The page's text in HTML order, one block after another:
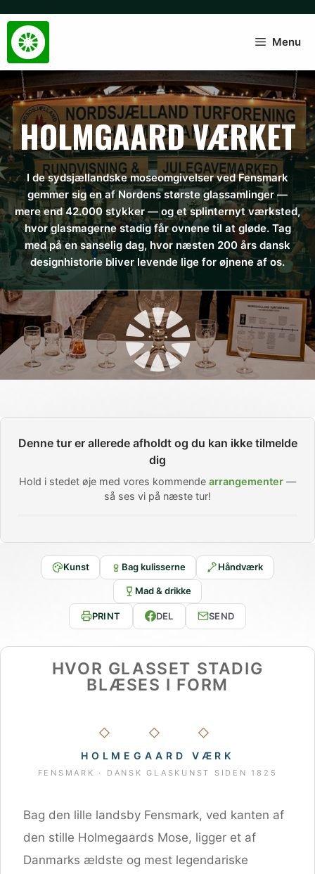
til
indhold
Menu
HOLMGAARD VÆRKET
I de sydsjællandske moseomgivelser ved Fensmark
gemmer sig en af Nordens største glassamlinger —
mere end 42.000 stykker — og et splinternyt værksted,
hvor glasmagerne stadig får ovnene til at gløde. Tag
med på en sanselig dag, hvor næsten 200 års dansk
designhistorie bliver levende lige for øjnene af os.
Denne tur er allerede afholdt og du kan ikke tilmelde
dig
Hold i stedet øje med vores kommende arrangementer —
så ses vi på næste tur!
Kunst Bag kulisserne Håndværk
Mad & drikke
PRINT DEL SEND
HVOR GLASSET STADIG
BLÆSES I FORM
◇ ◇ ◇
HOLMEGAARD VÆRK
FENSMARK · DANSK GLASKUNST SIDEN 1825
Bag den lille landsby Fensmark, ved kanten af
den stille Holmegaards Mose, ligger et af
Danmarks ældste og mest legendariske